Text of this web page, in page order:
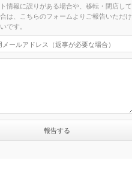
情報に誤りがある場合や、移転・閉店して
は、こちらのフォームよりご報告いただけ
です。